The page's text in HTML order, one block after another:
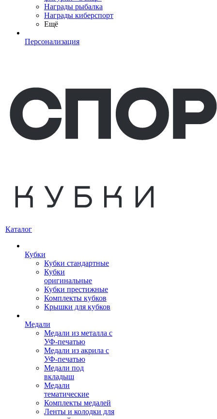
Награды рыбалка
Награды киберспорт
Ещё
Персонализация
Каталог
Кубки
Кубки стандартные
Кубки
оригинальные
Кубки престижные
Комплекты кубков
Крышки для кубков
Медали
Медали из металла с
УФ-печатью
Медали из акрила с
УФ-печатью
Медали под
вкладыш
Медали
тематические
Комплекты медалей
Ленты и колодки для